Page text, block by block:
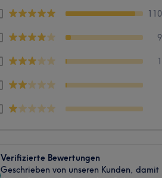
Verifizierte Bewertungen
Geschrieben von unseren Kunden, damit